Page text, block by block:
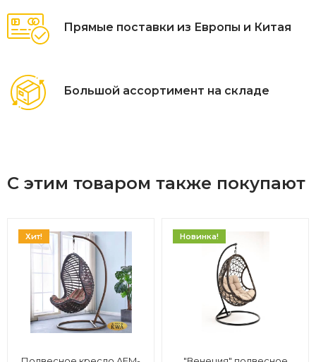
Прямые поставки из Европы и Китая
Большой ассортимент на складе
С этим товаром также покупают
Хит! Новинка!